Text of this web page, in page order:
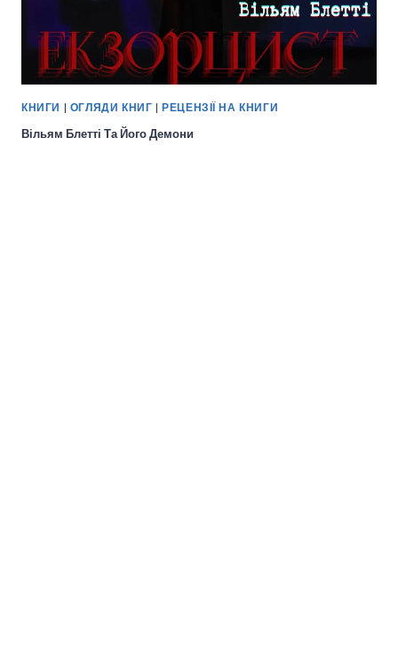
КНИГИ | ОГЛЯДИ КНИГ |РЕЦЕНЗІЇ НА КНИГИ
Вільям Блетті Та Його Демони